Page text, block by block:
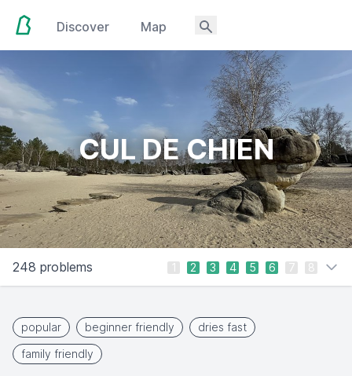
Discover Map
CUL DE CHIEN
248 problems 1 2 3 4 5 6 7 8
popular beginner friendly
dries fast
family friendly